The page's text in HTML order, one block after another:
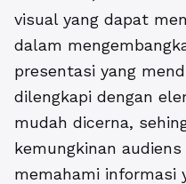
visual yang dapat
dalam
presentasi yang
dilengkapi dengan
mudah dicerna,
kemungkinan
memahami informasi